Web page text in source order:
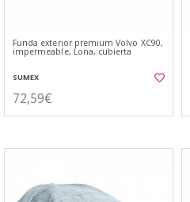
Funda exterior premium Volvo XC90,
impermeable, Lona, cubierta
SUMEX
72,59€